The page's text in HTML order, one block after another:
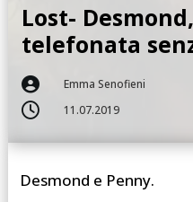
Lost-
telefonata
 Emma Senofieni
 11.07.2019
Desmond e Penny.